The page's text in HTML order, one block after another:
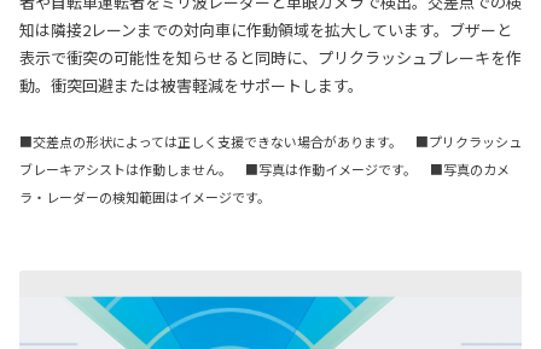
知は隣接2レーンまでの対向車に作動領域を拡大しています。ブザーと
表示で衝突の可能性を知らせると同時に、プリクラッシュブレーキを作
動。衝突回避または被害軽減をサポートします。
■交差点の形状によっては正しく支援できない場合があります。 ■プリクラッシュ
ブレーキアシストは作動しません。 ■写真は作動イメージです。 ■写真のカメ
ラ・レーダーの検知範囲はイメージです。